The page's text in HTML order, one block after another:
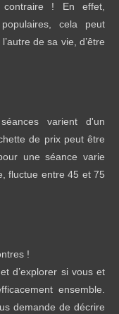
! En effet,
cela peut
de sa vie, d’être
varient d'un
de prix peut être
une séance varie
fluctue entre 45 et 75
!
d’explorer si vous et
ensemble.
demande de décrire